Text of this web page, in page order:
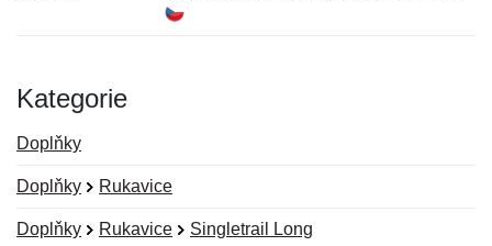
Kategorie
Doplňky
Doplňky Rukavice
Doplňky Rukavice Singletrail Long